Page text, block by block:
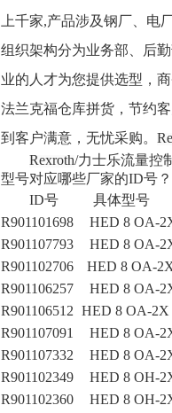
上千家,产品涉及钢厂、电
组织架构分为业务部
后
业的人才为您提供选型，
法兰克福仓库拼货，节约
到客户满意， 无忧采购。
Rexroth/力士乐流量控
型号对应哪些厂家的ID号？
ID号
具体型号
R901101698
HED 8 OA-
R901107793
HED 8 OA-
R901102706
HED 8 OA-
R901106257
HED 8 OA-
R901106512 HED 8 OA-2X
R901107091
HED 8 OA-
R901107332
HED 8 OA-
R901102349
HED 8 OH-
R901102360
HED 8 OH-